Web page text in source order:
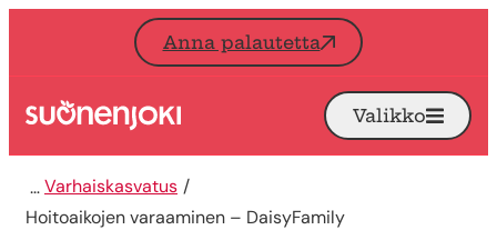
Siirry sisältöön
Anna palautetta
Etusivu Avaa
Valikko
Varhaiskasvatus
Hoitoaikojen varaaminen – DaisyFamily